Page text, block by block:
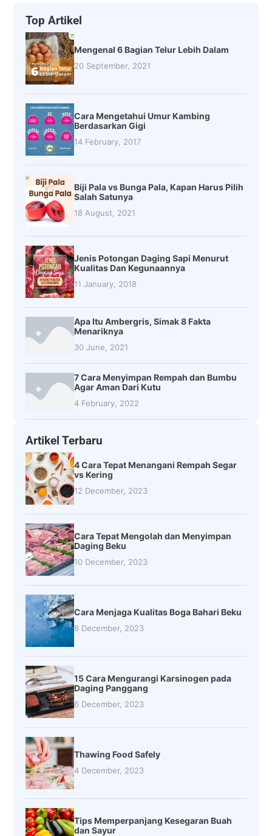
Top Artikel
Mengenal 6 Bagian Telur Lebih Dalam
20 September, 2021
Cara Mengetahui Umur Kambing
Berdasarkan Gigi
14 February, 2017
Biji Pala vs Bunga Pala, Kapan Harus Pilih
Salah Satunya
18 August, 2021
Jenis Potongan Daging Sapi Menurut
Kualitas Dan Kegunaannya
11 January, 2018
Apa Itu Ambergris, Simak 8 Fakta
Menariknya
30 June, 2021
7 Cara Menyimpan Rempah dan Bumbu
Agar Aman Dari Kutu
4 February, 2022
Artikel Terbaru
4 Cara Tepat Menangani Rempah Segar
vs Kering
12 December, 2023
Cara Tepat Mengolah dan Menyimpan
Daging Beku
10 December, 2023
Cara Menjaga Kualitas Boga Bahari Beku
8 December, 2023
15 Cara Mengurangi Karsinogen pada
Daging Panggang
6 December, 2023
Thawing Food Safely
4 December, 2023
Tips Memperpanjang Kesegaran Buah
dan Sayur